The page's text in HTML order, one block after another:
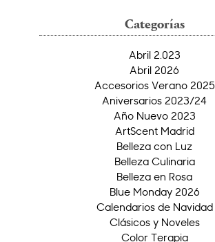
Categorías
Abril 2.023
Abril 2026
Accesorios Verano 2025
Aniversarios 2023/24
Año Nuevo 2023
ArtScent Madrid
Belleza con Luz
Belleza Culinaria
Belleza en Rosa
Blue Monday 2026
Calendarios de Navidad
Clásicos y Noveles
Color Terapia